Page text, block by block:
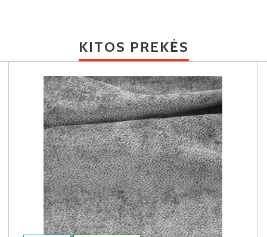
KITOS PREKĖS